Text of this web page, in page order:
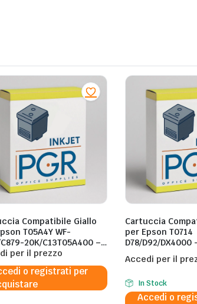
Compatibile Giallo
T05A4Y WF-
C879-20K/C13T05A400 –
Pagine al 5%
per il prezzo
o registrati per
Cartuccia
per Epson T0714
D78/D92/DX4000
Accedi per il
In Stock
Accedi o